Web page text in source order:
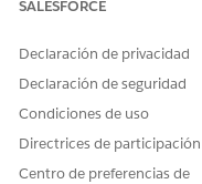
NECESARIOS
Consulte Acceso de
agente estándar
Detalles de acción
Nombre de API
SALESFORCE
Declaración de privacidad
Declaración de seguridad
Condiciones de uso
Directrices de participación
Centro de preferencias de